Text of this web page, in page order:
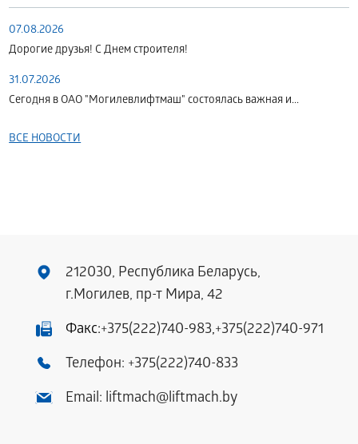
07.08.2026
Дорогие друзья! С Днем строителя!
31.07.2026
Сегодня в ОАО "Могилевлифтмаш" состоялась важная и...
ВСЕ НОВОСТИ
212030, Республика Беларусь,
г.Могилев, пр-т Мира, 42
Факс:+375(222)740-983,+375(222)740-971
Телефон: +375(222)740-833
Email: liftmach@liftmach.by